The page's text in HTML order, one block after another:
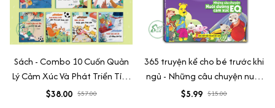
Sách - Combo 10 Cuốn Quản
Lý Cảm Xúc Và Phát Triển Tính
Cách Cho Bé Từ 2 - 6 Tuổi
$38.00 $57.00
365 truyện kể cho bé trước khi
ngủ - Những câu chuyện nuôi
dưỡng cảm xúc EQ (2-12 tuổi)
$5.99 $15.00